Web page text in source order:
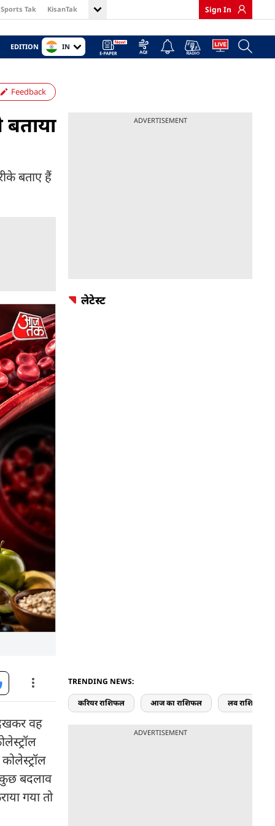
Sports Tak KisanTak Sign In
EDITION IN
Feedback
बताए हैं
वह
बदलाव
गया तो
ADVERTISEMENT
लेटेस्ट
TRENDING NEWS:
करियर राशिफल आज का राशिफल लव राशिफल
ADVERTISEMENT